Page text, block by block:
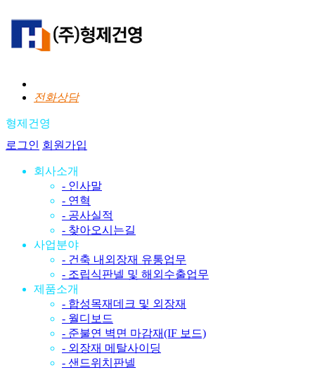
전화상담
형제건영
로그인 회원가입
회사소개
- 인사말
- 연혁
- 공사실적
- 찾아오시는길
사업분야
- 건축 내외장재 유통업무
- 조립식판넬 및 해외수출업무
제품소개
- 합성목재데크 및 외장재
- 월디보드
- 준불연 벽면 마감재(IF 보드)
- 외장재 메탈사이딩
- 샌드위치판넬